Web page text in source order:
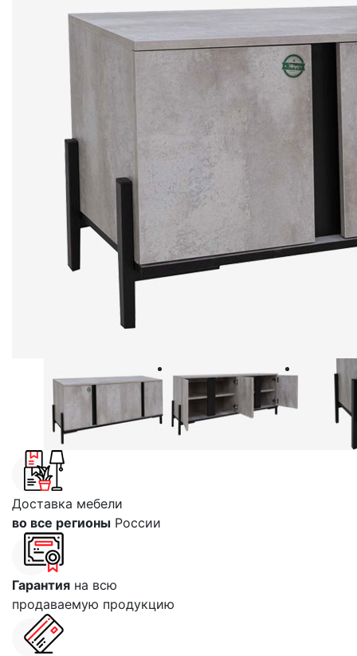
Доставка мебели
во все регионы России
Гарантия на всю
продаваемую продукцию